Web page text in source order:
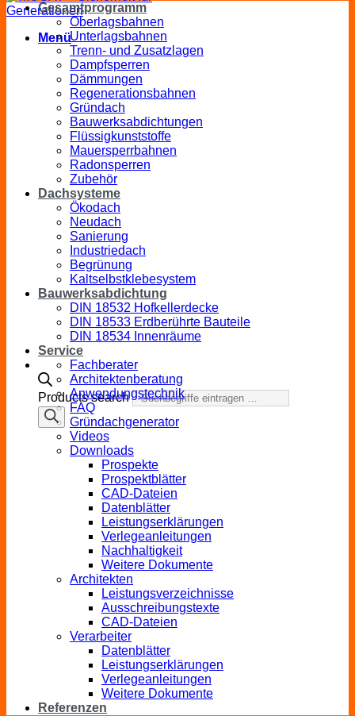
Menü
Products search
Gesamtprogramm
Oberlagsbahnen
Unterlagsbahnen
Trenn- und Zusatzlagen
Dampfsperren
Dämmungen
Regenerationsbahnen
Gründach
Bauwerksabdichtungen
Flüssigkunststoffe
Mauersperrbahnen
Radonsperren
Zubehör
Dachsysteme
Ökodach
Neudach
Sanierung
Industriedach
Begrünung
Kaltselbstklebesystem
Bauwerksabdichtung
DIN 18532 Hofkellerdecke
DIN 18533 Erdberührte Bauteile
DIN 18534 Innenräume
Service
Fachberater
Architektenberatung
Anwendungstechnik
FAQ
Gründachgenerator
Videos
Downloads
Prospekte
Prospektblätter
CAD-Dateien
Datenblätter
Leistungserklärungen
Verlegeanleitungen
Nachhaltigkeit
Weitere Dokumente
Architekten
Leistungsverzeichnisse
Ausschreibungstexte
CAD-Dateien
Verarbeiter
Datenblätter
Leistungserklärungen
Verlegeanleitungen
Weitere Dokumente
Referenzen